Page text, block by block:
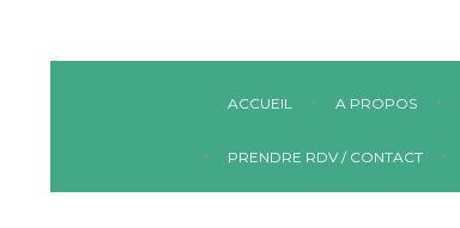
ACCUEIL A PROPOS
PRENDRE RDV / CONTACT